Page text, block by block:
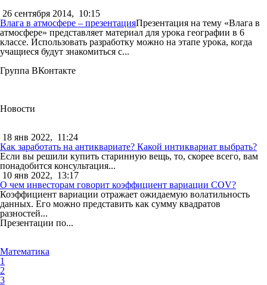
26 сентября 2014, 10:15
Влага в атмосфере – презентацияПрезентация на тему «Влага в
атмосфере» представляет материал для урока географии в 6
классе. Использовать разработку можно на этапе урока, когда
учащиеся будут знакомиться с...
Группа ВКонтакте
Новости
18 янв 2022, 11:24
Как заработать на антиквариате? Какой интиквариат выбрать?
Если вы решили купить старинную вещь, то, скорее всего, вам
понадобится консультация...
10 янв 2022, 13:17
О чем инвесторам говорит коэффициент вариации COV?
Коэффициент вариации отражает ожидаемую волатильность
данных. Его можно представить как сумму квадратов
разностей...
Презентации по...
Математика
1
2
3